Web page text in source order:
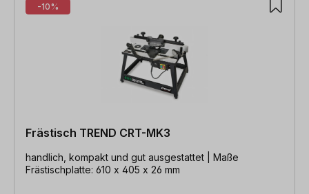
-10%
Frästisch TREND CRT-MK3
handlich, kompakt und gut ausgestattet | Maße
Frästischplatte: 610 x 405 x 26 mm